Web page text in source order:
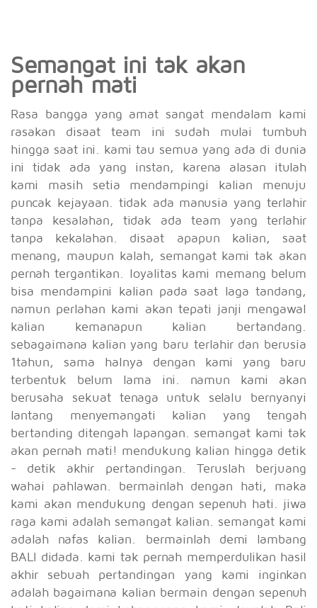
Semangat ini tak akan
pernah mati
Rasa bangga yang amat sangat mendalam kami
rasakan disaat team ini sudah mulai tumbuh
hingga saat ini. kami tau semua yang ada di dunia
ini tidak ada yang instan, karena alasan itulah
kami masih setia mendampingi kalian menuju
puncak kejayaan. tidak ada manusia yang terlahir
tanpa kesalahan, tidak ada team yang terlahir
tanpa kekalahan. disaat apapun kalian, saat
menang, maupun kalah, semangat kami tak akan
pernah tergantikan. loyalitas kami memang belum
bisa mendampini kalian pada saat laga tandang,
namun perlahan kami akan tepati janji mengawal
kalian kemanapun kalian bertandang.
sebagaimana kalian yang baru terlahir dan berusia
1tahun, sama halnya dengan kami yang baru
terbentuk belum lama ini. namun kami akan
berusaha sekuat tenaga untuk selalu bernyanyi
lantang menyemangati kalian yang tengah
bertanding ditengah lapangan. semangat kami tak
akan pernah mati! mendukung kalian hingga detik
- detik akhir pertandingan. Teruslah berjuang
wahai pahlawan. bermainlah dengan hati, maka
kami akan mendukung dengan sepenuh hati. jiwa
raga kami adalah semangat kalian. semangat kami
adalah nafas kalian. bermainlah demi lambang
BALI didada. kami tak pernah memperdulikan hasil
akhir sebuah pertandingan yang kami inginkan
adalah bagaimana kalian bermain dengan sepenuh